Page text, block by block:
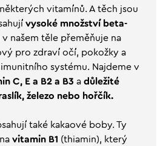
vitamínů. A těch jsou
vysoké množství beta-
v našem těle přeměňuje na
pro zdraví očí, pokožky a
systému. Najdeme v
C, E a B2 a B3 a důležité
železo nebo hořčík.
také kakaové boby. Ty
vitamin B1 (thiamin), který